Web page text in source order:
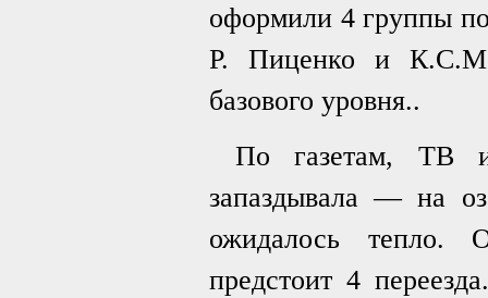
оформили 4 группы
Р. Пиценко и
базового уровня..
По газетам, ТВ и
запаздывала — на
ожидалось тепло.
предстоит 4